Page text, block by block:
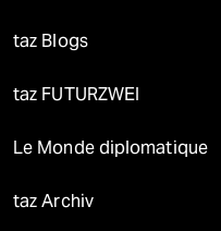
taz Blogs
taz FUTURZWEI
Le Monde diplomatique
taz Archiv